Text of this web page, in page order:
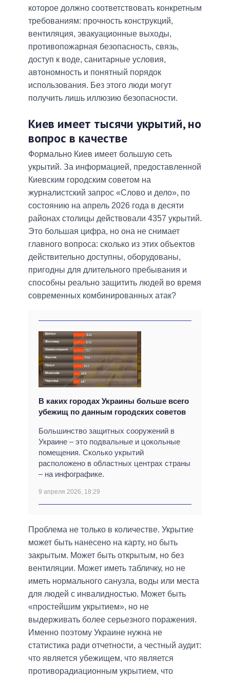
которое должно соответствовать конкретным
требованиям: прочность конструкций,
вентиляция, эвакуационные выходы,
противопожарная безопасность, связь,
доступ к воде, санитарные условия,
автономность и понятный порядок
использования. Без этого люди могут
получить лишь иллюзию безопасности.
Киев имеет тысячи укрытий, но
вопрос в качестве
Формально Киев имеет большую сеть
укрытий. За информацией, предоставленной
Киевским городским советом на
журналистский запрос «Слово и дело», по
состоянию на апрель 2026 года в десяти
районах столицы действовали 4357 укрытий.
Это большая цифра, но она не снимает
главного вопроса: сколько из этих объектов
действительно доступны, оборудованы,
пригодны для длительного пребывания и
способны реально защитить людей во время
современных комбинированных атак?
В каких городах Украины больше всего
убежищ по данным городских советов
Большинство защитных сооружений в
Украине – это подвальные и цокольные
помещения. Сколько укрытий
расположено в областных центрах страны
– на инфографике.
9 апреля 2026, 18:29
Проблема не только в количестве. Укрытие
может быть нанесено на карту, но быть
закрытым. Может быть открытым, но без
вентиляции. Может иметь табличку, но не
иметь нормального санузла, воды или места
для людей с инвалидностью. Может быть
«простейшим укрытием», но не
выдерживать более серьезного поражения.
Именно поэтому Украине нужна не
статистика ради отчетности, а честный аудит:
что является убежищем, что является
противорадиационным укрытием, что